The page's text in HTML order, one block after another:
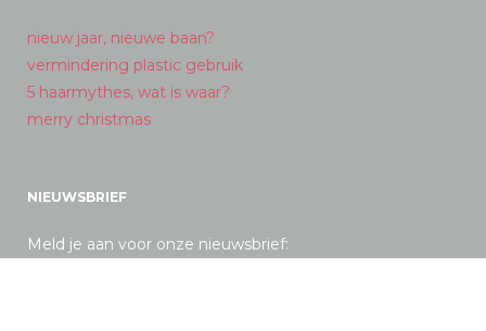
nieuw jaar, nieuwe baan?
vermindering plastic gebruik
5 haarmythes, wat is waar?
merry christmas
NIEUWSBRIEF
Meld je aan voor onze nieuwsbrief: